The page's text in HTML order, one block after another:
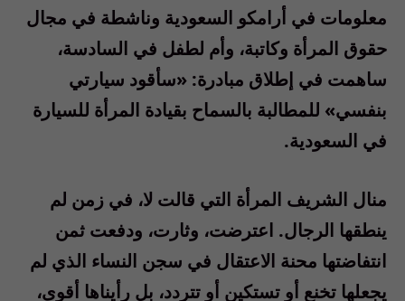
معلومات في أرامكو السعودية وناشطة في مجال
حقوق المرأة وكاتبة، وأم لطفل في السادسة،
ساهمت في إطلاق مبادرة: «سأقود سيارتي
بنفسي» للمطالبة بالسماح بقيادة المرأة للسيارة
في السعودية.
منال الشريف المرأة التي قالت لا، في زمن لم
ينطقها الرجال. اعترضت، وثارت، ودفعت ثمن
انتفاضتها محنة الاعتقال في سجن النساء الذي لم
يجعلها تخنع أو تستكين أو تتردد، بل رأيناها أقوى،